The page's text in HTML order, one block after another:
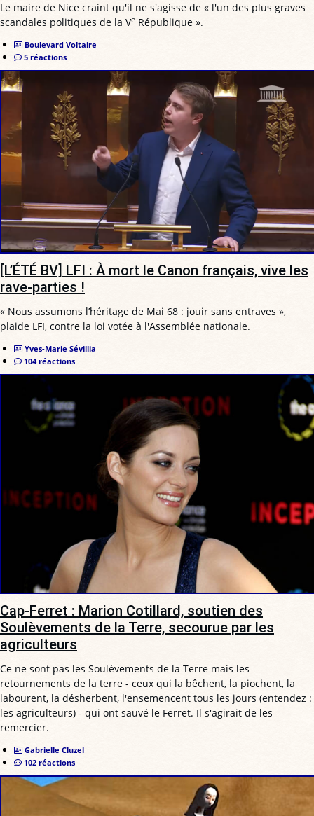
Le maire de Nice craint qu'il ne s'agisse de « l'un des plus graves
scandales politiques de la Ve République ».
Boulevard Voltaire
5 réactions
[L’ÉTÉ BV] LFI : À mort le Canon français, vive les
rave-parties !
« Nous assumons l’héritage de Mai 68 : jouir sans entraves »,
plaide LFI, contre la loi votée à l'Assemblée nationale.
Yves-Marie Sévillia
104 réactions
Cap-Ferret : Marion Cotillard, soutien des
Soulèvements de la Terre, secourue par les
agriculteurs
Ce ne sont pas les Soulèvements de la Terre mais les
retournements de la terre - ceux qui la bêchent, la piochent, la
labourent, la désherbent, l'ensemencent tous les jours (entendez :
les agriculteurs) - qui ont sauvé le Ferret. Il s'agirait de les
remercier.
Gabrielle Cluzel
102 réactions